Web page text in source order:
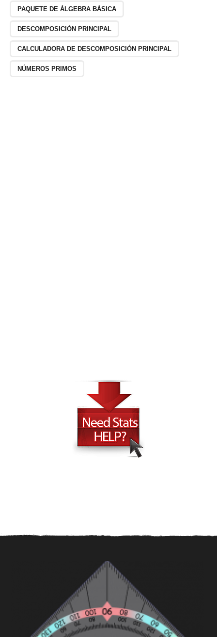
PAQUETE DE ÁLGEBRA BÁSICA
DESCOMPOSICIÓN PRINCIPAL
CALCULADORA DE DESCOMPOSICIÓN PRINCIPAL
NÚMEROS PRIMOS